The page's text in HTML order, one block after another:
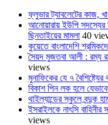
ফ্লুভার ট্যাবলেটের কাজ,
আনোয়ারায় ইউপি সদস্যের
ছিনতাইয়ের মামলা 40
কুয়েতে বাংলাদেশি
সৈয়দ মুজতবা আলী : রম্য
views
মুনাফিকের যে ৭
বিকাশ পিন লক হলে
থাইল্যান্ডের স্কুলে বন্দুক
ইসরাইলকে নাৎসি
views